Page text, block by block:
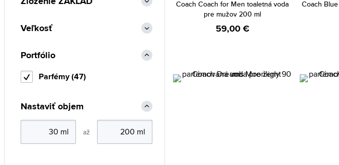
Coach Coach for Men toaletná voda
pre mužov 200 ml
59,00 €
Coach
Animale (1)
Anna Sui (18)
Annick Goutal (55)
Antonio Puig (9)
Aquolina (19)
Aramis (5)
Veľkosť
Portfólio
Parfémy (47)
Nastaviť objem
až